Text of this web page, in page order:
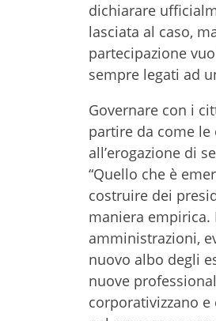
dichiarare
lasciata al caso,
partecipazione
sempre legati ad
Governare con i
partire da come
all’erogazione di
“Quello che è
costruire dei
maniera empirica.
amministrazioni,
nuovo albo degli
nuove
corporativizzano